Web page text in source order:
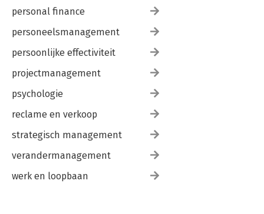
personal finance
personeelsmanagement
persoonlijke effectiviteit
projectmanagement
psychologie
reclame en verkoop
strategisch management
verandermanagement
werk en loopbaan